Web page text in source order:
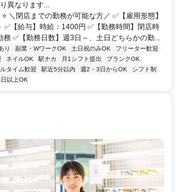
異なります...
＼閉店までの勤務が可能な方／ ✅【雇用形態】
✅【給与】時給：1400円 ✅【勤務時間】閉店時
務 ✅【勤務日数】週3日～、土日どちらかの勤...
り 副業・WワークOK 土日祝のみOK
フリーター歓迎
ネイルOK 駅ナカ 月1シフト提出
ブランクOK
タイム歓迎 駅近5分以内 週2・3日からOK
シフト制
以上OK